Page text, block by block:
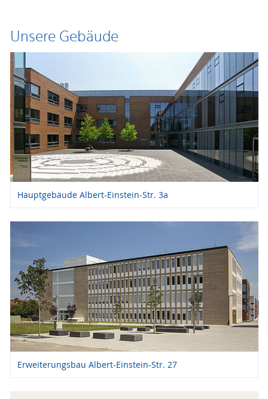
Unsere Gebäude
Hauptgebäude Albert-Einstein-Str. 3a
Erweiterungsbau Albert-Einstein-Str. 27